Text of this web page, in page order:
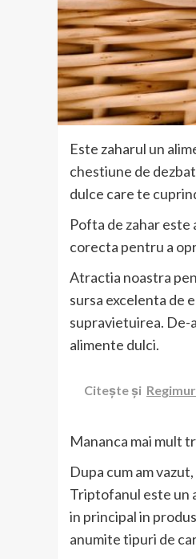
Este zaharul un
chestiune de
dulce care te
Pofta de zahar este
corecta pentru a
Atractia noastra
sursa excelenta de
supravietuirea. De-
alimente dulci.
Citește și
Mananca mai mult
Dupa cum am
Triptofanul este un
in principal in
anumite tipuri de